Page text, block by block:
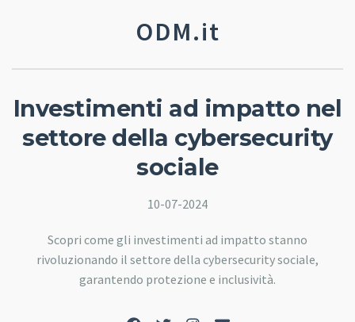
ODM.it
Investimenti ad impatto nel
settore della cybersecurity
sociale
10-07-2024
Scopri come gli investimenti ad impatto stanno
rivoluzionando il settore della cybersecurity sociale,
garantendo protezione e inclusività.